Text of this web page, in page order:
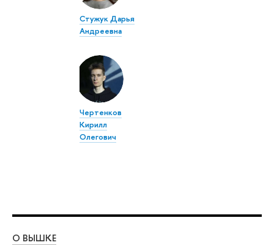
Стужук Дарья
Андреевна
Чертенков
Кирилл
Олегович
О ВЫШКЕ